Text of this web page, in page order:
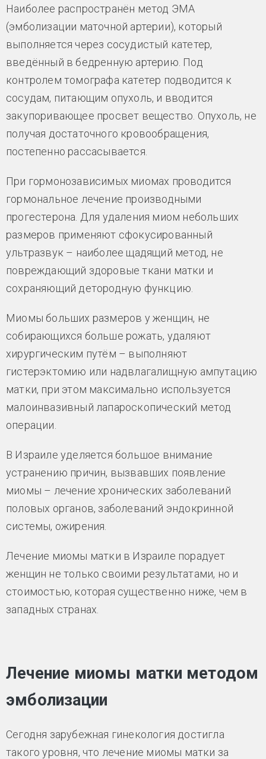
Наиболее распространён метод ЭМА
(эмболизации маточной артерии), который
выполняется через сосудистый катетер,
введённый в бедренную артерию. Под
контролем томографа катетер подводится к
сосудам, питающим опухоль, и вводится
закупоривающее просвет вещество. Опухоль, не
получая достаточного кровообращения,
постепенно рассасывается.
При гормонозависимых миомах проводится
гормональное лечение производными
прогестерона. Для удаления миом небольших
размеров применяют сфокусированный
ультразвук – наиболее щадящий метод, не
повреждающий здоровые ткани матки и
сохраняющий детородную функцию.
Миомы больших размеров у женщин, не
собирающихся больше рожать, удаляют
хирургическим путём – выполняют
гистерэктомию или надвлагалищную ампутацию
матки, при этом максимально используется
малоинвазивный лапароскопический метод
операции.
В Израиле уделяется большое внимание
устранению причин, вызвавших появление
миомы – лечение хронических заболеваний
половых органов, заболеваний эндокринной
системы, ожирения.
Лечение миомы матки в Израиле порадует
женщин не только своими результатами, но и
стоимостью, которая существенно ниже, чем в
западных странах.
Лечение миомы матки методом
эмболизации
Сегодня зарубежная гинекология достигла
такого уровня, что лечение миомы матки за